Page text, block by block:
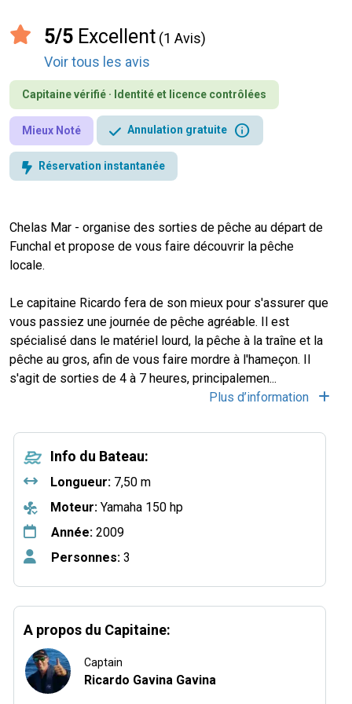
5/5 Excellent (1 Avis)
Voir tous les avis
Capitaine vérifié · Identité et licence contrôlées
Mieux Noté Annulation gratuite info
Réservation instantanée
Chelas Mar - organise des sorties de pêche au départ de
Funchal et propose de vous faire découvrir la pêche
locale.
Le capitaine Ricardo fera de son mieux pour s'assurer que
vous passiez une journée de pêche agréable. Il est
spécialisé dans le matériel lourd, la pêche à la traîne et la
pêche au gros, afin de vous faire mordre à l'hameçon. Il
s'agit de sorties de 4 à 7 heures, principalemen...
Plus d’information
Info du Bateau:
Longueur: 7,50 m
Moteur: Yamaha 150 hp
Année: 2009
Personnes: 3
A propos du Capitaine:
Captain
Ricardo Gavina Gavina